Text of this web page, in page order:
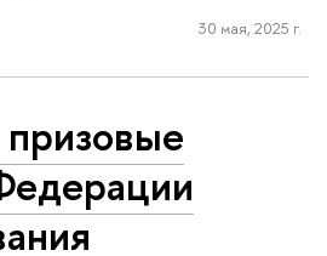
30 мая, 2025 г.